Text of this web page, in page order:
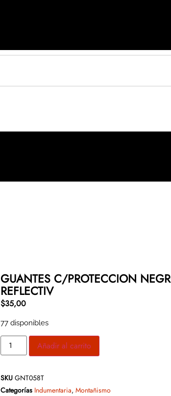
GUANTES C/PROTECCION
REFLECTIV
$35,00
77 disponibles
Añadir al carrito
SKU GNT058T
Categorías Indumentaria, Montañismo